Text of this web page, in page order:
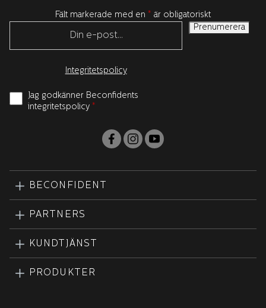
Fält markerade med en * är obligatoriskt
Integritetspolicy
Jag godkänner Beconfidents
integritetspolicy *
BECONFIDENT
PARTNERS
KUNDTJÄNST
PRODUKTER